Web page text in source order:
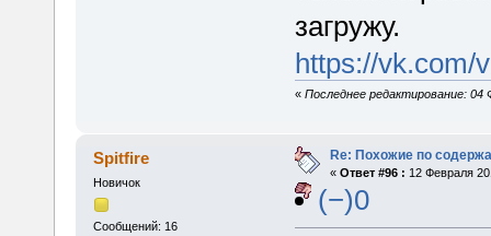
загружу.
https://vk.com/
« Последнее редактирование: 04
Spitfire
Новичок
Сообщений: 16
Re: Похожие по
« Ответ #96 : 12 Февраля
(−)0